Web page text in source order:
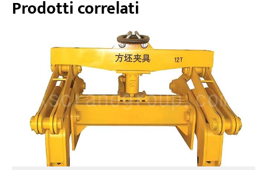
Prodotti correlati